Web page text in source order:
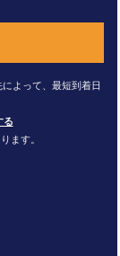
よって、最短到着日
る
ます。